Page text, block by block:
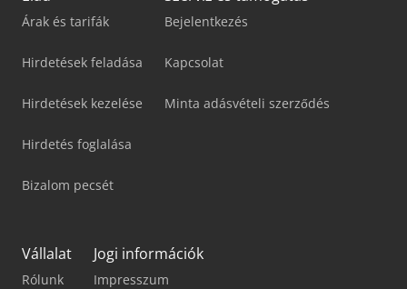
Árak és tarifák
Hirdetések feladása
Hirdetések kezelése
Hirdetés foglalása
Bizalom pecsét
Bejelentkezés
Kapcsolat
Minta adásvételi szerződés
Vállalat
Rólunk
Jogi információk
Impresszum